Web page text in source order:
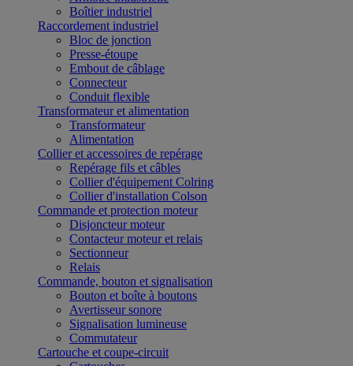
Boîtier industriel
Raccordement industriel
Bloc de jonction
Presse-étoupe
Embout de câblage
Connecteur
Conduit flexible
Transformateur et alimentation
Transformateur
Alimentation
Collier et accessoires de repérage
Repérage fils et câbles
Collier d'équipement Colring
Collier d'installation Colson
Commande et protection moteur
Disjoncteur moteur
Contacteur moteur et relais
Sectionneur
Relais
Commande, bouton et signalisation
Bouton et boîte à boutons
Avertisseur sonore
Signalisation lumineuse
Commutateur
Cartouche et coupe-circuit